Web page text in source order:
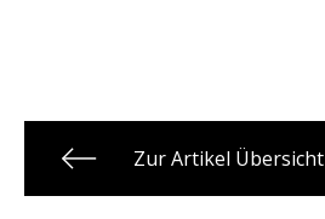
Zur Artikel Übersicht